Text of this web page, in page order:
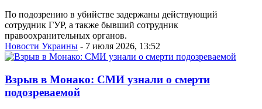
По подозрению в убийстве задержаны действующий
сотрудник ГУР, а также бывший сотрудник
правоохранительных органов.
Новости Украины - 7 июля 2026, 13:52
Взрыв в Монако: СМИ узнали о смерти
подозреваемой